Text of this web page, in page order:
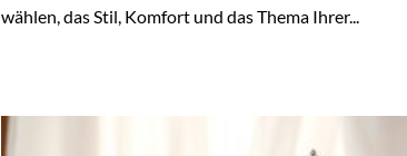
wählen, das Stil, Komfort und das Thema Ihrer...